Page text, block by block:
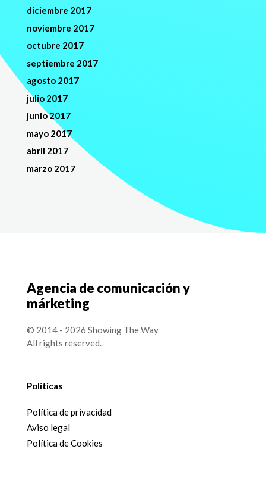
diciembre 2017
noviembre 2017
octubre 2017
septiembre 2017
agosto 2017
julio 2017
junio 2017
mayo 2017
abril 2017
marzo 2017
Agencia de comunicación y
márketing
© 2014 - 2026 Showing The Way
All rights reserved.
Políticas
Política de privacidad
Aviso legal
Política de Cookies